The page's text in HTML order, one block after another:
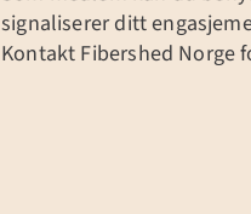
signaliserer ditt
Kontakt Fibershed Norge